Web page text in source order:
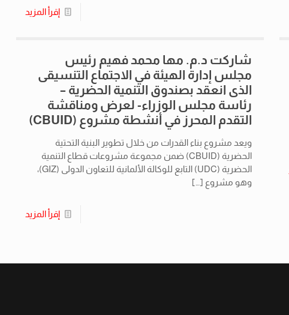
إقرأ المزيد
شاركت د.م. مها محمد فهيم رئيس
مجلس إدارة الهيئة في الاجتماع التنسيقى
الذى انعقد بصندوق التنمية الحضرية –
رئاسة مجلس الوزراء- لعرض ومناقشة
التقدم المحرز في أنشطة مشروع (CBUID)
ويعد مشروع بناء القدرات من خلال تطوير البنية التحتية
الحضرية (CBUID) ضمن مجموعة مشروعات قطاع التنمية
الحضرية (UDC) التابع للوكالة الألمانية للتعاون الدولى (GIZ)،
وهو مشروع […]
إقرأ المزيد